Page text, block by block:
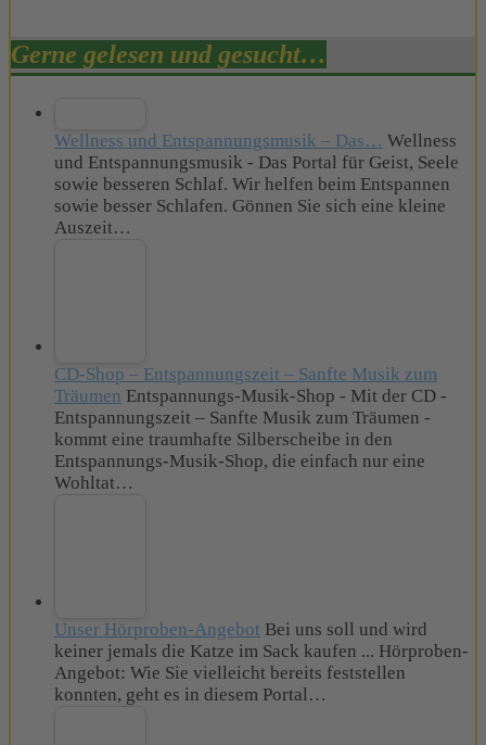
Gerne gelesen und gesucht…
Wellness und Entspannungsmusik – Das… Wellness
und Entspannungsmusik - Das Portal für Geist, Seele
sowie besseren Schlaf. Wir helfen beim Entspannen
sowie besser Schlafen. Gönnen Sie sich eine kleine
Auszeit…
CD-Shop – Entspannungszeit – Sanfte Musik zum
Träumen Entspannungs-Musik-Shop - Mit der CD -
Entspannungszeit – Sanfte Musik zum Träumen -
kommt eine traumhafte Silberscheibe in den
Entspannungs-Musik-Shop, die einfach nur eine
Wohltat…
Unser Hörproben-Angebot Bei uns soll und wird
keiner jemals die Katze im Sack kaufen ... Hörproben-
Angebot: Wie Sie vielleicht bereits feststellen
konnten, geht es in diesem Portal…